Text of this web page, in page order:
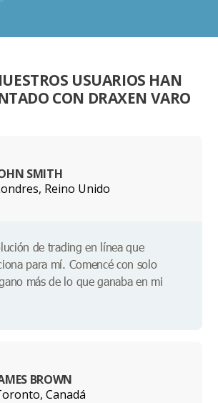
USUARIOS HAN
CON DRAXEN VARO
SMITH
Reino Unido
de trading en línea que
para mí. Comencé con solo
más de lo que ganaba en mi
BROWN
Canadá